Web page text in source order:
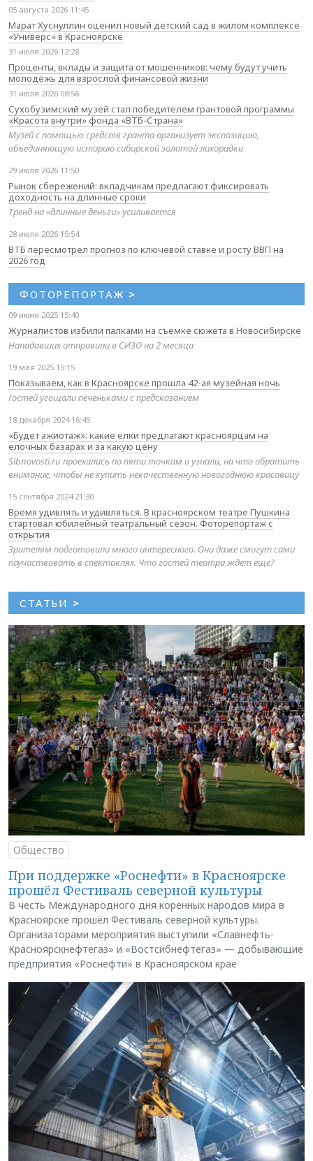
05 августа 2026 11:45
Марат Хуснуллин оценил новый детский сад в жилом комплексе
«Универс» в Красноярске
31 июля 2026 12:28
Проценты, вклады и защита от мошенников: чему будут учить
молодёжь для взрослой финансовой жизни
31 июля 2026 08:56
Сухобузимский музей стал победителем грантовой программы
«Красота внутри» фонда «ВТБ-Страна»
Музей с помощью средств гранта организует экспозицию,
объединяющую историю сибирской золотой лихорадки
29 июля 2026 11:50
Рынок сбережений: вкладчикам предлагают фиксировать
доходность на длинные сроки
Тренд на «длинные деньги» усиливается
28 июля 2026 15:54
ВТБ пересмотрел прогноз по ключевой ставке и росту ВВП на
2026 год
ФОТОРЕПОРТАЖ >
09 июня 2025 15:40
Журналистов избили палками на съемке сюжета в Новосибирске
Нападавших отправили в СИЗО на 2 месяца
19 мая 2025 15:15
Показываем, как в Красноярске прошла 42-ая музейная ночь
Гостей угощали печеньками с предсказанием
18 декабря 2024 16:45
«Будет ажиотаж»: какие елки предлагают красноярцам на
елочных базарах и за какую цену
Sibnovosti.ru проехались по пяти точкам и узнали, на что обратить
внимание, чтобы не купить некачественную новогоднюю красавицу
15 сентября 2024 21:30
Время удивлять и удивляться. В красноярском театре Пушкина
стартовал юбилейный театральный сезон. Фоторепортаж с
открытия
Зрителям подготовили много интересного. Они даже смогут сами
поучаствовать в спектаклях. Что гостей театра ждет еще?
СТАТЬИ >
Общество
При поддержке «Роснефти» в Красноярске
прошёл Фестиваль северной культуры
В честь Международного дня коренных народов мира в
Красноярске прошёл Фестиваль северной культуры.
Организаторами мероприятия выступили «Славнефть-
Красноярскнефтегаз» и «Востсибнефтегаз» — добывающие
предприятия «Роснефти» в Красноярском крае